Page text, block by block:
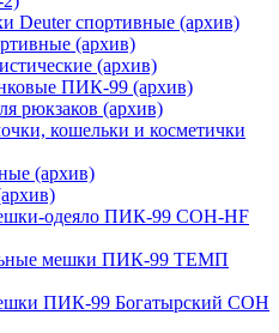
Deuter спортивные (архив)
(архив)
(архив)
ПИК-99 (архив)
рюкзаков (архив)
кошельки и косметички
(архив)
одеяло ПИК-99 СОН-HF
мешки ПИК-99 ТЕМП
ПИК-99 Богатырский СОН